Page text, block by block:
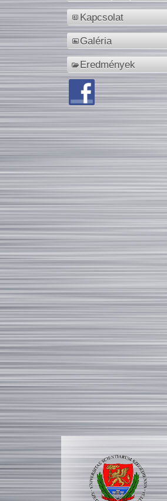
Kapcsolat
Galéria
Eredmények